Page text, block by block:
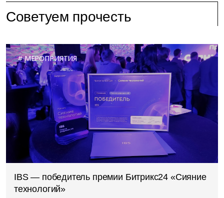
Советуем прочесть
МЕРОПРИЯТИЯ
IBS — победитель премии Битрикс24 «Сияние
технологий»